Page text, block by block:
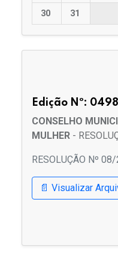
30 31
Edição Nº:
CONSELHO
MULHER -
RESOLUÇÃO Nº
📄 Visualizar